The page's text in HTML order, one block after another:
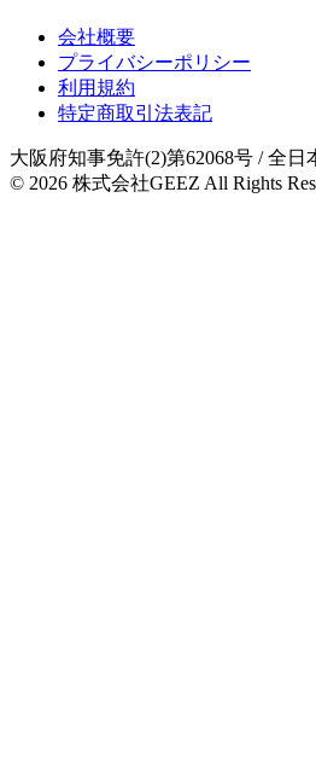
会社概要
プライバシーポリシー
利用規約
特定商取引法表記
大阪府知事免許(2)第62068号 / 全日
© 2026 株式会社GEEZ All Rights